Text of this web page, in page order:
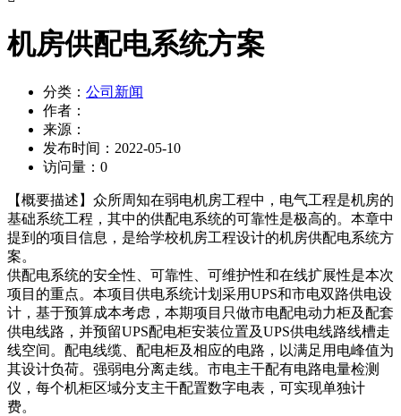
机房供配电系统方案
分类： 公司新闻
作者：
来源：
发布时间： 2022-05-10
访问量： 0
【概要描述】 众所周知在弱电机房工程中，电气工程是机房的
基础系统工程，其中的供配电系统的可靠性是极高的。本章中
提到的项目信息，是给学校机房工程设计的机房供配电系统方
案。
供配电系统的安全性、可靠性、可维护性和在线扩展性是本次
项目的重点。本项目供电系统计划采用UPS和市电双路供电设
计，基于预算成本考虑，本期项目只做市电配电动力柜及配套
供电线路，并预留UPS配电柜安装位置及UPS供电线路线槽走
线空间。配电线缆、配电柜及相应的电路，以满足用电峰值为
其设计负荷。强弱电分离走线。市电主干配有电路电量检测
仪，每个机柜区域分支主干配置数字电表，可实现单独计
费。